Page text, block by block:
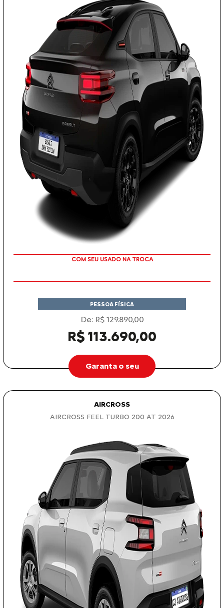
TAXA ZERO
PESSOA FÍSICA
De: R$ 129.890,00
R$ 113.690,00
Garanta o seu
AIRCROSS
AIRCROSS FEEL TURBO 200 AT 2026